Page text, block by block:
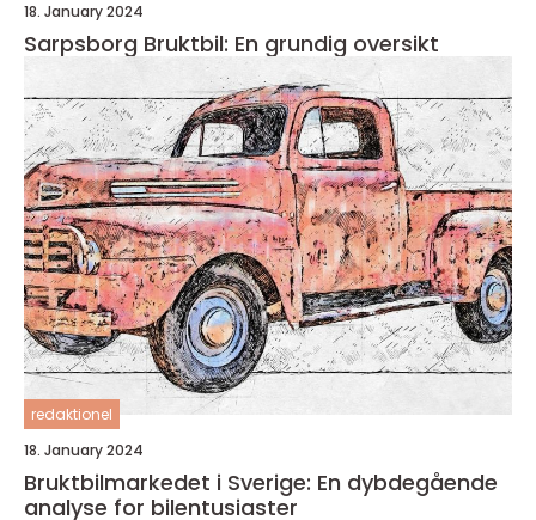
18. January 2024
Sarpsborg Bruktbil: En grundig oversikt
redaktionel
18. January 2024
Bruktbilmarkedet i Sverige: En dybdegående
analyse for bilentusiaster